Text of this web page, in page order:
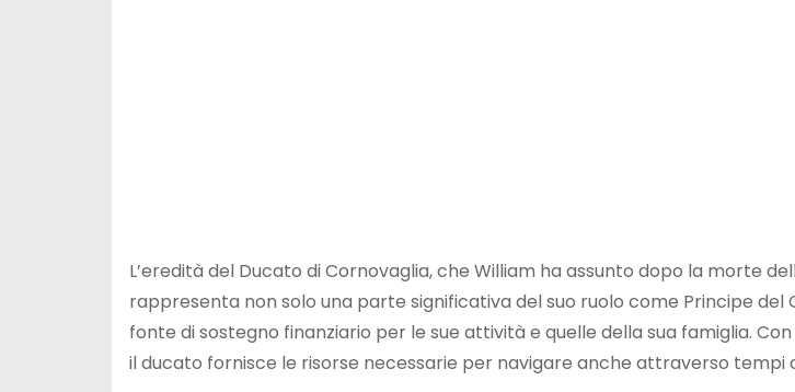
L’eredità del Ducato di Cornovaglia, che William ha assunto dopo la morte
rappresenta non solo una parte significativa del suo ruolo come Principe del
fonte di sostegno finanziario per le sue attività e quelle della sua famiglia.
il ducato fornisce le risorse necessarie per navigare anche attraverso tempi